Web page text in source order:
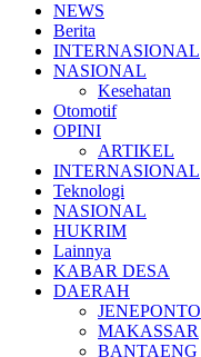
NEWS
Berita
INTERNASIONAL
NASIONAL
Kesehatan
Otomotif
OPINI
ARTIKEL
INTERNASIONAL
Teknologi
NASIONAL
HUKRIM
Lainnya
KABAR DESA
DAERAH
JENEPONTO
MAKASSAR
BANTAENG